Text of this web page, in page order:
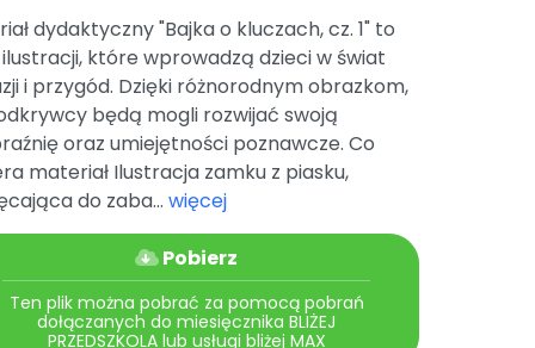
Archiwalne numery
Pomoc
Promocje
czerwca 2024 r. uzyskała
r. Nr decyzji:
Online.
dydaktyczny "Bajka o kluczach, cz. 1" to
które wprowadzą dzieci w świat
i przygód. Dzięki różnorodnym obrazkom,
będą mogli rozwijać swoją
oraz umiejętności poznawcze. Co
materiał Ilustracja zamku z piasku,
do zaba... więcej
Pobierz
Ten plik można pobrać za pomocą pobrań
dołączanych do miesięcznika BLIŻEJ
PRZEDSZKOLA lub usługi bliżej MAX